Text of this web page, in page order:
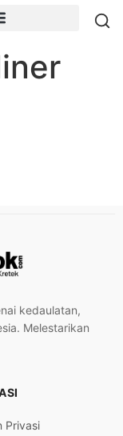
kedaulatan,
Melestarikan
Privasi